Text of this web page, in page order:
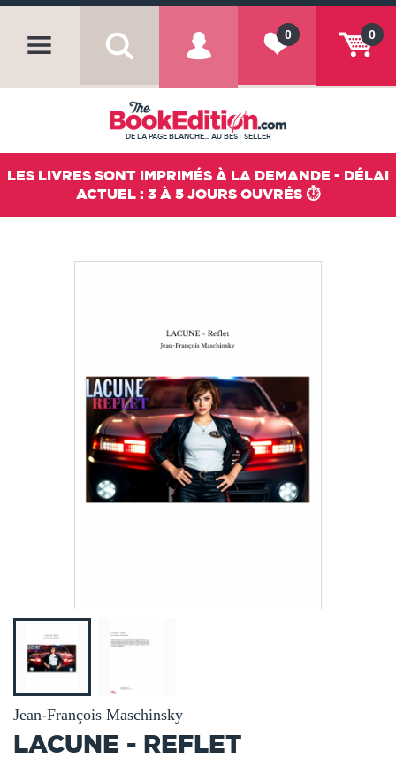
0
0
DE LA PAGE BLANCHE... AU BEST SELLER
LES LIVRES SONT IMPRIMÉS À LA DEMANDE - DÉLAI
ACTUEL : 3 À 5 JOURS OUVRÉS ⏱️
Jean-François Maschinsky
LACUNE - REFLET